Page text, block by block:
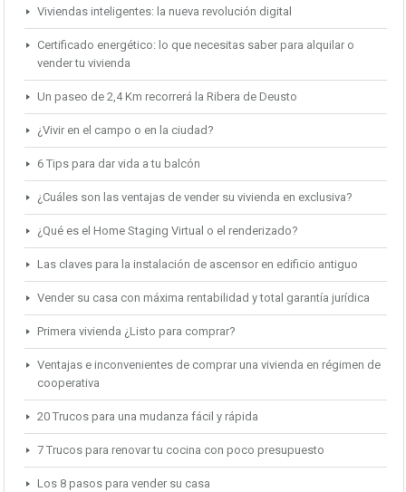
Viviendas inteligentes: la nueva revolución digital
Certificado energético: lo que necesitas saber para alquilar o
vender tu vivienda
Un paseo de 2,4 Km recorrerá la Ribera de Deusto
¿Vivir en el campo o en la ciudad?
6 Tips para dar vida a tu balcón
¿Cuáles son las ventajas de vender su vivienda en exclusiva?
¿Qué es el Home Staging Virtual o el renderizado?
Las claves para la instalación de ascensor en edificio antiguo
Vender su casa con máxima rentabilidad y total garantía jurídica
Primera vivienda ¿Listo para comprar?
Ventajas e inconvenientes de comprar una vivienda en régimen de
cooperativa
20 Trucos para una mudanza fácil y rápida
7 Trucos para renovar tu cocina con poco presupuesto
Los 8 pasos para vender su casa